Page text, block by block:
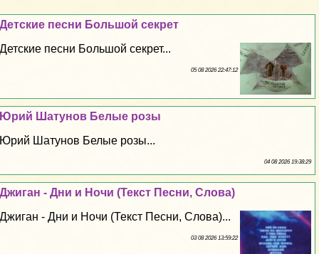
Детские песни Большой секрет
Детские песни Большой секрет...
05 08 2026 22:47:12
Юрий Шатунов Белые розы
Юрий Шатунов Белые розы...
04 08 2026 19:38:29
Джиган - Дни и Ночи (Текст Песни, Слова)
Джиган - Дни и Ночи (Текст Песни, Слова)...
03 08 2026 13:59:22